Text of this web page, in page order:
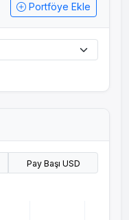
Portföye Ekle
Pay Başı USD